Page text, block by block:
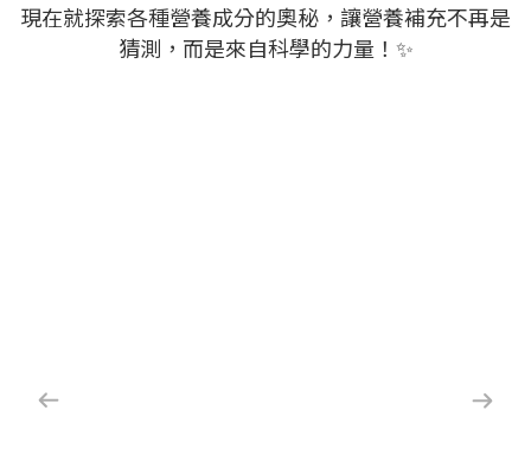
現在就探索各種營養成分的奧秘，讓營養補充不再是
猜測，而是來自科學的力量！✨